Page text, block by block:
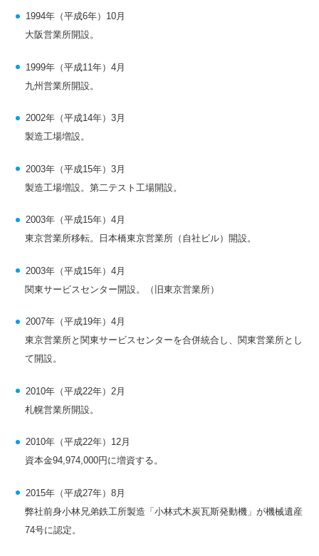
1994年（平成6年）10月
大阪営業所開設。
1999年（平成11年）4月
九州営業所開設。
2002年（平成14年）3月
製造工場増設。
2003年（平成15年）3月
製造工場増設。第二テスト工場開設。
2003年（平成15年）4月
東京営業所移転。日本橋東京営業所（自社ビル）開設。
2003年（平成15年）4月
関東サービスセンター開設。（旧東京営業所）
2007年（平成19年）4月
東京営業所と関東サービスセンターを合併統合し、関東営業所とし
て開設。
2010年（平成22年）2月
札幌営業所開設。
2010年（平成22年）12月
資本金94,974,000円に増資する。
2015年（平成27年）8月
弊社前身小林兄弟鉄工所製造「小林式木炭瓦斯発動機」が機械遺産
74号に認定。